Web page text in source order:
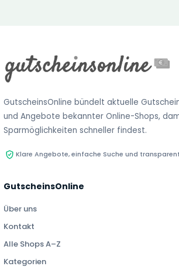
GutscheinsOnline bündelt aktuelle
und Angebote bekannter Online-Shops,
Sparmöglichkeiten schneller findest.
Klare Angebote, einfache Suche und
GutscheinsOnline
Über uns
Kontakt
Alle Shops A–Z
Kategorien